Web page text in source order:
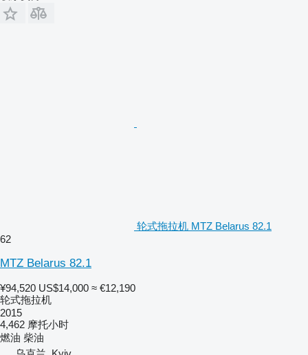
轮式拖拉机 MTZ Belarus 82.1
62
MTZ Belarus 82.1
¥94,520 US$14,000 ≈ €12,190
轮式拖拉机
2015
4,462 摩托小时
燃油 柴油